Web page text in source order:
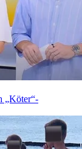
„Köter“-